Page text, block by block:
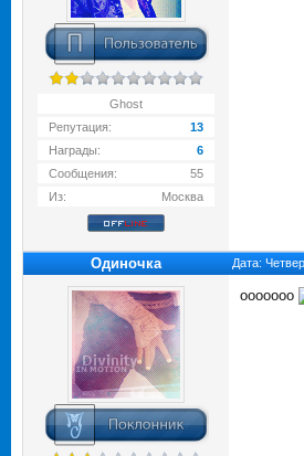
Ghost
Репутация:
13
Награды:
6
Сообщения:
55
Из:
Москва
Одиночка Дата:
ооооооо